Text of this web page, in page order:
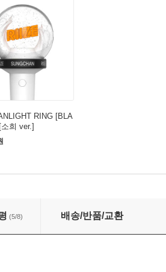
RING [BLA
희 ver.]
STICK
(5/8) 배송/반품/교환